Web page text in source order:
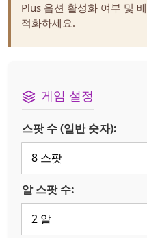
Plus 옵션 활성화 여부 및
적화하세요.
게임 설정
스팟 수 (일반 숫자):
알 스팟 수: